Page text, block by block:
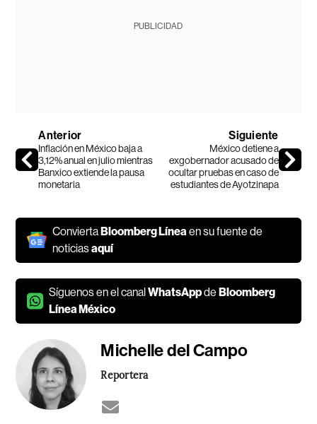
PUBLICIDAD
Anterior
Inflación en México baja a
3,12% anual en julio mientras
Banxico extiende la pausa
monetaria
Siguiente
México detiene a
exgobernador acusado de
ocultar pruebas en caso de
estudiantes de Ayotzinapa
ConviertaBloomberg Línea en su fuente de
noticiasaquí
Síguenos en el canalWhatsAppdeBloomberg
Línea México
Michelle del Campo
Reportera